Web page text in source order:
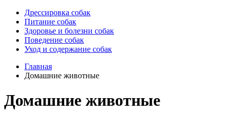
Дрессировка собак
Питание собак
Здоровье и болезни собак
Поведение собак
Уход и содержание собак
Главная
Домашние животные
Домашние животные